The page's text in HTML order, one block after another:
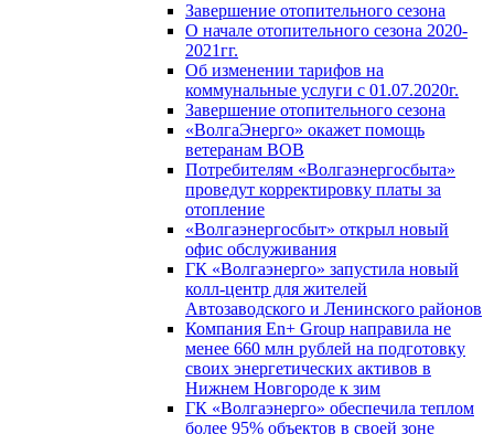
Завершение отопительного сезона
О начале отопительного сезона 2020-
2021гг.
Об изменении тарифов на
коммунальные услуги с 01.07.2020г.
Завершение отопительного сезона
«ВолгаЭнерго» окажет помощь
ветеранам ВОВ
Потребителям «Волгаэнергосбыта»
проведут корректировку платы за
отопление
«Волгаэнергосбыт» открыл новый
офис обслуживания
ГК «Волгаэнерго» запустила новый
колл-центр для жителей
Автозаводского и Ленинского районов
Компания En+ Group направила не
менее 660 млн рублей на подготовку
своих энергетических активов в
Нижнем Новгороде к зим
ГК «Волгаэнерго» обеспечила теплом
более 95% объектов в своей зоне